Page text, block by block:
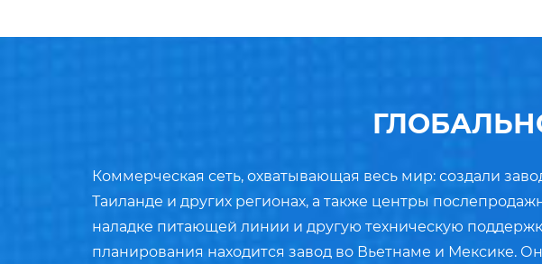
Коммерческая сеть, охватывающая весь мир: создали
Таиланде и других регионах, а также центры
наладке питающей линии и другую техническую
планирования находится завод во Вьетнаме и Мексике.